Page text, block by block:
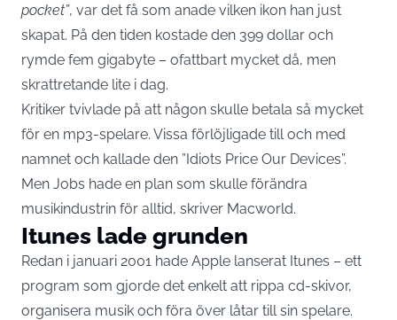
pocket”, var det få som anade vilken ikon han just
skapat. På den tiden kostade den 399 dollar och
rymde fem gigabyte – ofattbart mycket då, men
skrattretande lite i dag.
Kritiker tvivlade på att någon skulle betala så mycket
för en mp3-spelare. Vissa förlöjligade till och med
namnet och kallade den ”Idiots Price Our Devices”.
Men Jobs hade en plan som skulle förändra
musikindustrin för alltid, skriver Macworld.
Itunes lade grunden
Redan i januari 2001 hade Apple lanserat Itunes – ett
program som gjorde det enkelt att rippa cd-skivor,
organisera musik och föra över låtar till sin spelare.